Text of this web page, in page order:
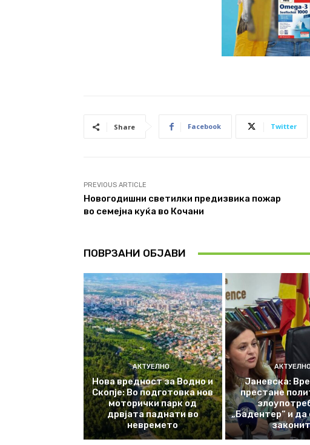
Share Facebook Twitter
PREVIOUS ARTICLE
Новогодишни светилки предизвика пожар
во семеjна куќа во Кочани
ПОВРЗАНИ ОБЈАВИ
АКТУЕЛНО
Нова вредност за Водно и
Скопје: Во подготовка нов
моторички парк од
дрвјата паднати во
невремето
Јаневска:
престане
„Бадентер“ и да